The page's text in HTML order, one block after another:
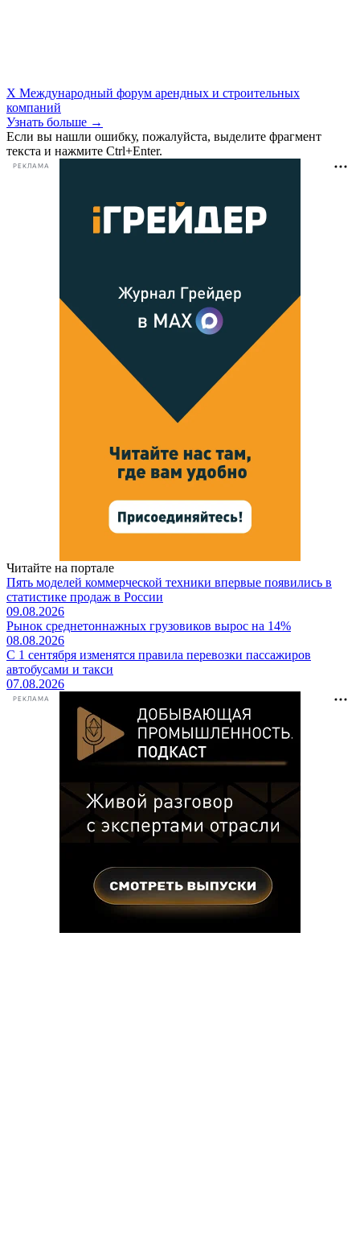
X Международный форум арендных и строительных
компаний
Узнать больше →
Если вы нашли ошибку, пожалуйста, выделите фрагмент
текста и нажмите Ctrl+Enter.
РЕКЛАМА
Читайте на портале
Пять моделей коммерческой техники впервые появились в
статистике продаж в России
09.08.2026
Рынок среднетоннажных грузовиков вырос на 14%
08.08.2026
С 1 сентября изменятся правила перевозки пассажиров
автобусами и такси
07.08.2026
РЕКЛАМА